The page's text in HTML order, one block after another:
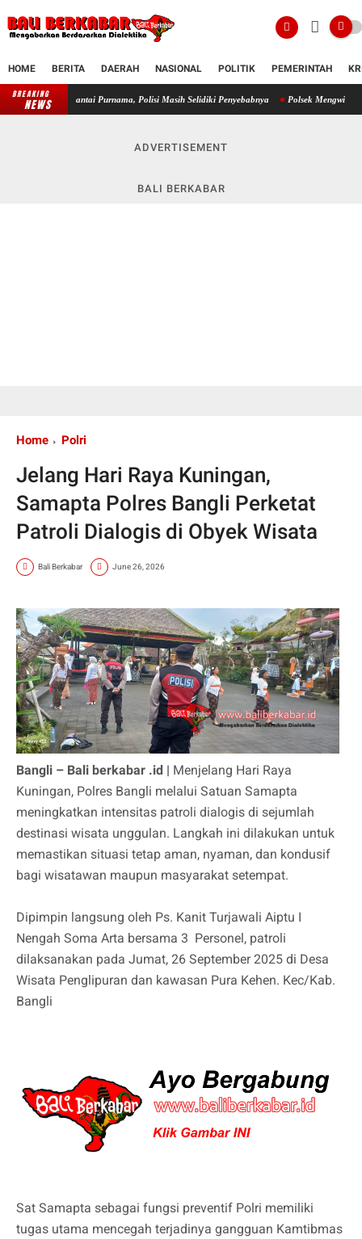
HOME BERITA DAERAH NASIONAL POLITIK PEMERINTAH
BREAKING
NEWS
Purnama, Polisi Masih Selidiki Penyebabnya Polsek Mengwi Kawal Keselamatan
ADVERTISEMENT
BALI BERKABAR
Home Polri
Jelang Hari Raya Kuningan,
Samapta Polres Bangli Perketat
Patroli Dialogis di Obyek Wisata
Bali Berkabar June 26, 2026
Bangli – Bali berkabar .id | Menjelang Hari Raya
Kuningan, Polres Bangli melalui Satuan Samapta
meningkatkan intensitas patroli dialogis di sejumlah
destinasi wisata unggulan. Langkah ini dilakukan untuk
memastikan situasi tetap aman, nyaman, dan kondusif
bagi wisatawan maupun masyarakat setempat.
Dipimpin langsung oleh Ps. Kanit Turjawali Aiptu I
Nengah Soma Arta bersama 3 Personel, patroli
dilaksanakan pada Jumat, 26 September 2025 di Desa
Wisata Penglipuran dan kawasan Pura Kehen. Kec/Kab.
Bangli
Sat Samapta sebagai fungsi preventif Polri memiliki
tugas utama mencegah terjadinya gangguan Kamtibmas